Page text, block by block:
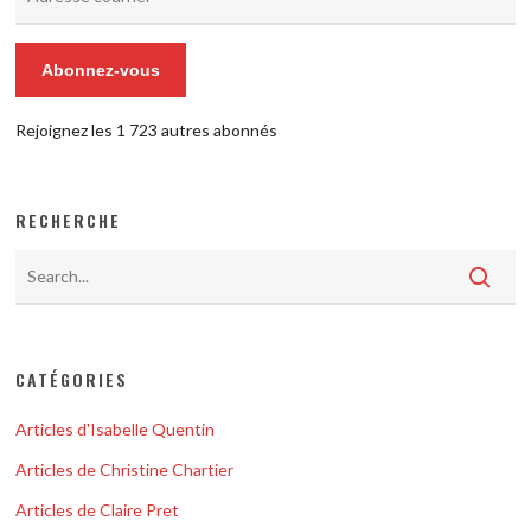
Abonnez-vous
Rejoignez les 1 723 autres abonnés
RECHERCHE
CATÉGORIES
Articles d'Isabelle Quentin
Articles de Christine Chartier
Articles de Claire Pret